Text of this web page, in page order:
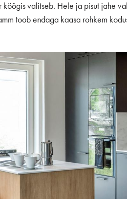
köögis valitseb. Hele ja pisut jahe
toob endaga kaasa rohkem